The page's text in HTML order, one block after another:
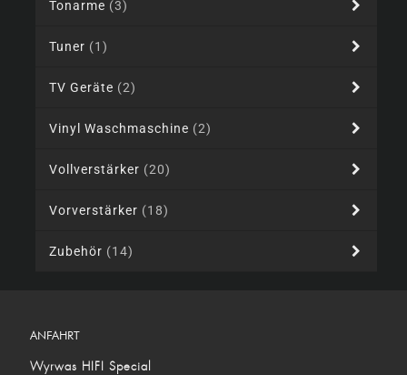
Tonarme (3)
Tuner (1)
TV Geräte (2)
Vinyl Waschmaschine (2)
Vollverstärker (20)
Vorverstärker (18)
Zubehör (14)
ANFAHRT
Wyrwas HIFI Special